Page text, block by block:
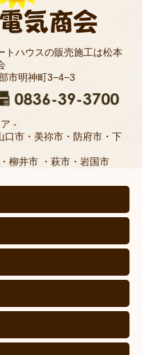
トハウスの販売施工は松本
市明神町3−4−3
-
口市・美祢市・防府市・下
柳井市 ・萩市・岩国市
のこだわり)
テム